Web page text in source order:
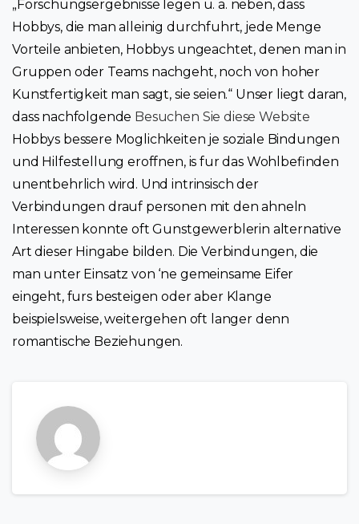
„Forschungsergebnisse legen u. a. neben, dass
Hobbys, die man alleinig durchfuhrt, jede Menge
Vorteile anbieten, Hobbys ungeachtet, denen man in
Gruppen oder Teams nachgeht, noch von hoher
Kunstfertigkeit man sagt, sie seien.“ Unser liegt daran,
dass nachfolgende Besuchen Sie diese Website
Hobbys bessere Moglichkeiten je soziale Bindungen
und Hilfestellung eroffnen, is fur das Wohlbefinden
unentbehrlich wird. Und intrinsisch der
Verbindungen drauf personen mit den ahneln
Interessen konnte oft Gunstgewerblerin alternative
Art dieser Hingabe bilden. Die Verbindungen, die
man unter Einsatz von ‘ne gemeinsame Eifer
eingeht, furs besteigen oder aber Klange
beispielsweise, weitergehen oft langer denn
romantische Beziehungen.